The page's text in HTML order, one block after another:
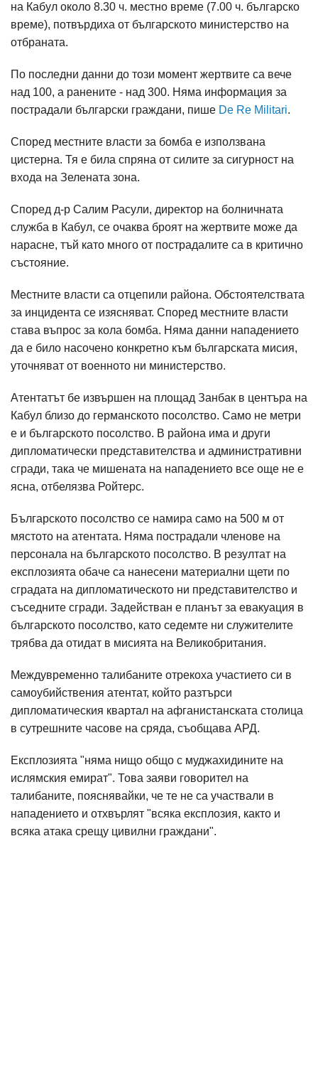
на Кабул около 8.30 ч. местно време (7.00 ч. българско
време), потвърдиха от българското министерство на
отбраната.
По последни данни до този момент жертвите са вече
над 100, а ранените - над 300. Няма информация за
пострадали български граждани, пише De Re Militari.
Според местните власти за бомба е използвана
цистерна. Тя е била спряна от силите за сигурност на
входа на Зелената зона.
Според д-р Салим Расули, директор на болничната
служба в Кабул, се очаква броят на жертвите може да
нарасне, тъй като много от пострадалите са в критично
състояние.
Местните власти са отцепили района. Обстоятелствата
за инцидента се изясняват. Според местните власти
става въпрос за кола бомба. Няма данни нападението
да е било насочено конкретно към българската мисия,
уточняват от военното ни министерство.
Атентатът бе извършен на площад Занбак в центъра на
Кабул близо до германското посолство. Само не метри
е и българското посолство. В района има и други
дипломатически представителства и административни
сгради, така че мишената на нападението все още не е
ясна, отбелязва Ройтерс.
Българското посолство се намира само на 500 м от
мястото на атентата. Няма пострадали членове на
персонала на българското посолство. В резултат на
експлозията обаче са нанесени материални щети по
сградата на дипломатическото ни представителство и
съседните сгради. Задействан е планът за евакуация в
българското посолство, като седемте ни служителите
трябва да отидат в мисията на Великобритания.
Междувременно талибаните отрекоха участието си в
самоубийствения атентат, който разтърси
дипломатическия квартал на афганистанската столица
в сутрешните часове на сряда, съобщава АРД.
Експлозията "няма нищо общо с муджахидините на
ислямския емират". Това заяви говорител на
талибаните, пояснявайки, че те не са участвали в
нападението и отхвърлят "всяка експлозия, както и
всяка атака срещу цивилни граждани".